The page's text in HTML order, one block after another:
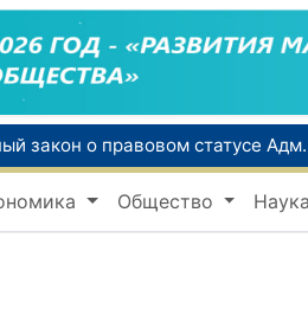
Сенат одобрил
В
пенсий по инвалидности
Общество